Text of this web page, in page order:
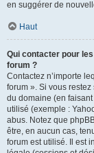
en suggérer de
Haut
Qui contacter pour
forum ?
Contactez n’importe
forum ». Si vous
du domaine (en faisant
utilisé (exemple :
abus. Notez que
être, en aucun cas,
forum est utilisé. Il est